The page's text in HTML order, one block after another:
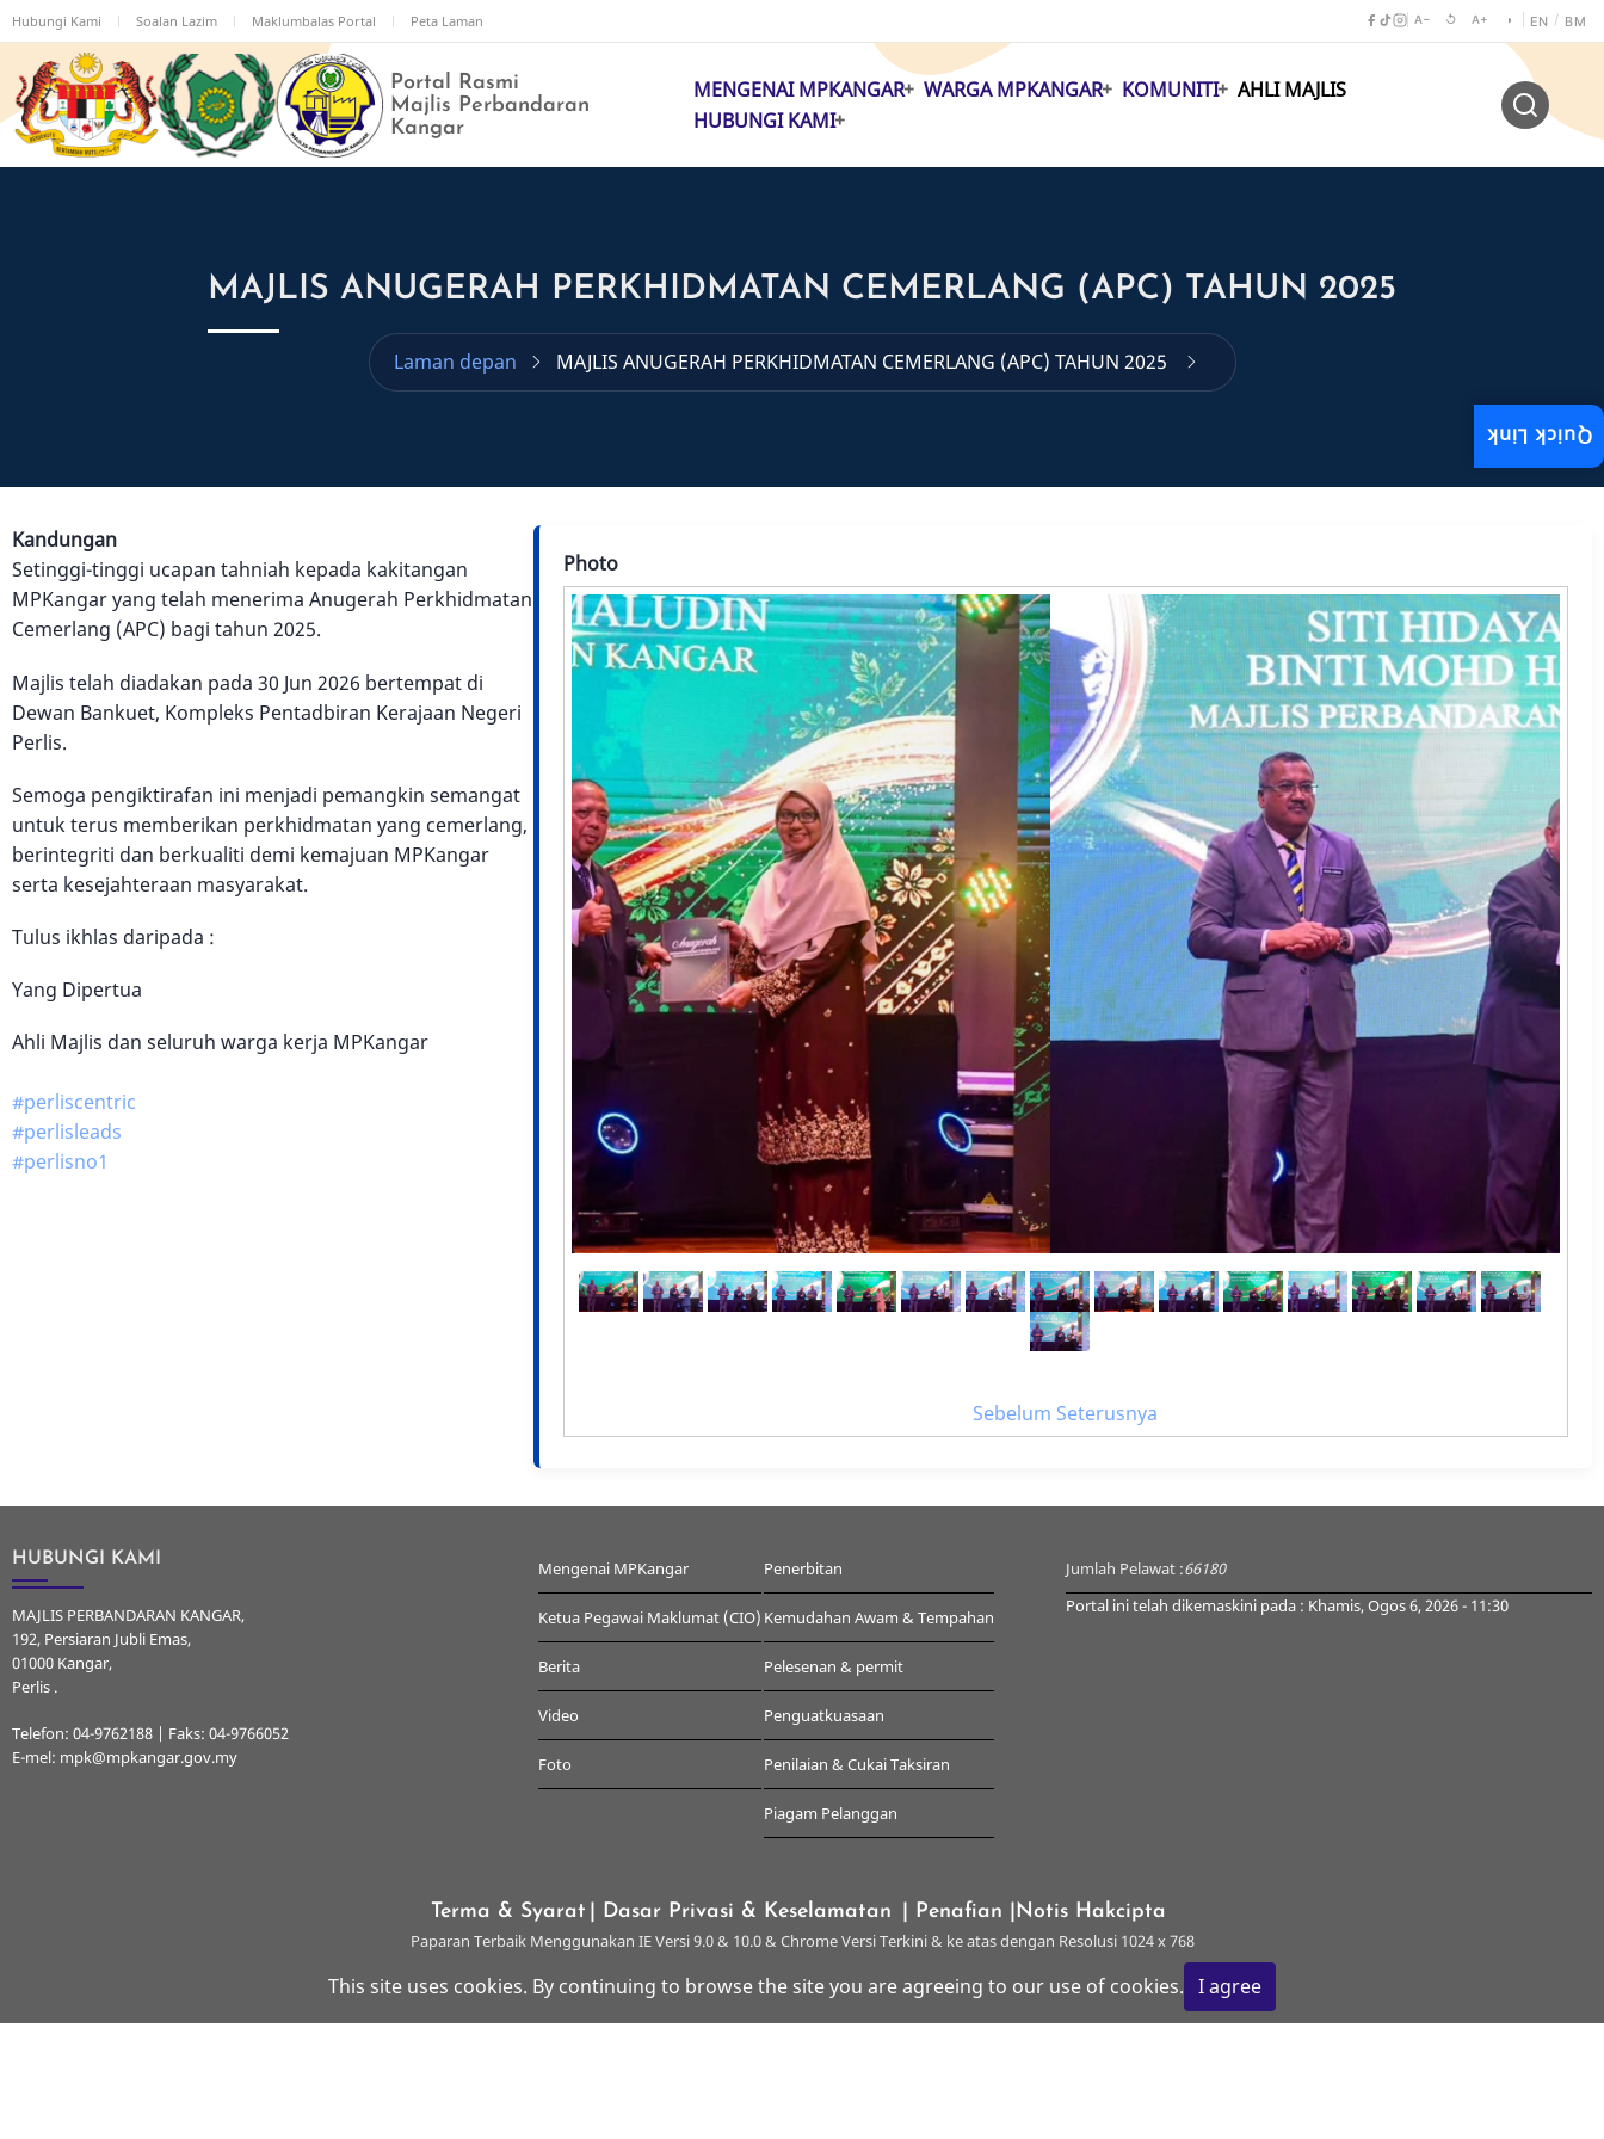
Langkau
ke
kandungan
utama
Hubungi Kami Soalan Lazim Maklumbalas Portal Peta Laman A− ↺ A+ ◑ EN / BM
Portal Rasmi
Majlis Perbandaran
Kangar
MAIN
MENGENAI MPKANGAR WARGA MPKANGAR KOMUNITI
AHLI MAJLIS
HUBUNGI KAMI
MAJLIS ANUGERAH PERKHIDMATAN CEMERLANG (APC) TAHUN 2025
Laman depan MAJLIS ANUGERAH PERKHIDMATAN CEMERLANG (APC) TAHUN 2025
Kandungan
Setinggi-tinggi ucapan tahniah kepada kakitangan
MPKangar yang telah menerima Anugerah Perkhidmatan
Cemerlang (APC) bagi tahun 2025.
Majlis telah diadakan pada 30 Jun 2026 bertempat di
Dewan Bankuet, Kompleks Pentadbiran Kerajaan Negeri
Perlis.
Semoga pengiktirafan ini menjadi pemangkin semangat
untuk terus memberikan perkhidmatan yang cemerlang,
berintegriti dan berkualiti demi kemajuan MPKangar
serta kesejahteraan masyarakat.
Tulus ikhlas daripada :
Yang Dipertua
Ahli Majlis dan seluruh warga kerja MPKangar
#perliscentric
#perlisleads
#perlisno1
Photo
Sebelum Seterusnya
HUBUNGI KAMI
MAJLIS PERBANDARAN KANGAR,
192, Persiaran Jubli Emas,
01000 Kangar,
Perlis .
Telefon: 04-9762188 | Faks: 04-9766052
E-mel: mpk@mpkangar.gov.my
Mengenai MPKangar
Ketua Pegawai Maklumat (CIO)
Berita
Video
Foto
Penerbitan
Kemudahan Awam & Tempahan
Pelesenan & permit
Penguatkuasaan
Penilaian & Cukai Taksiran
Piagam Pelanggan
Jumlah Pelawat :66180
Portal ini telah dikemaskini pada : Khamis, Ogos 6, 2026 - 11:30
Terma & Syarat | Dasar Privasi & Keselamatan | Penafian |Notis Hakcipta
Paparan Terbaik Menggunakan IE Versi 9.0 & 10.0 & Chrome Versi Terkini & ke atas dengan Resolusi 1024 x 768
© 2026 Majlis Perbandaran Kangar, All rights reserved.
This site uses cookies. By continuing to browse the site you are agreeing to our use of cookies. I agree
Quick Link